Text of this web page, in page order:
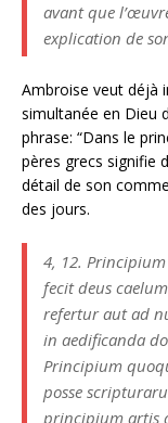
avant que
explication de
Ambroise veut déjà
simultanée en Dieu
phrase: “Dans le
pères grecs signifie
détail de son
des jours.
4, 12.
fecit deus
refertur aut ad
in aedificanda
Principium
posse
principium artis